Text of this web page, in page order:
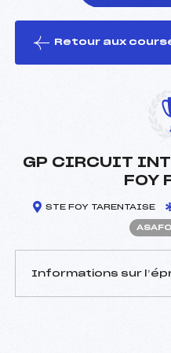
le ski
Retour aux
GP CIRCUIT
FOY
STE FOY TARENTAISE
Informations sur